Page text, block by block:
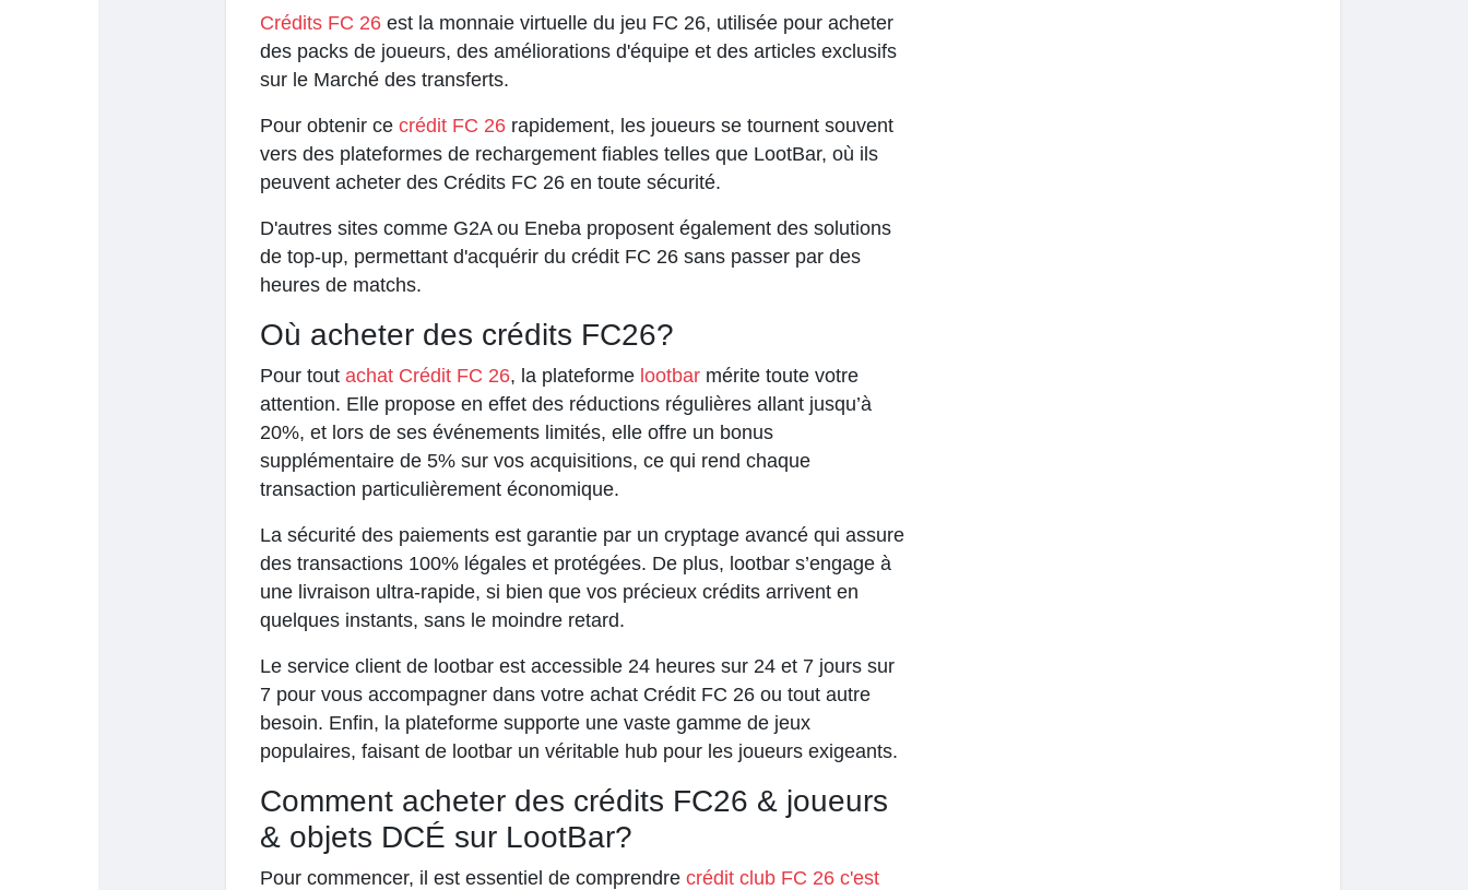
Crédits FC 26 est la monnaie virtuelle du jeu FC 26, utilisée pour acheter
des packs de joueurs, des améliorations d'équipe et des articles exclusifs
sur le Marché des transferts.
Pour obtenir ce crédit FC 26 rapidement, les joueurs se tournent souvent
vers des plateformes de rechargement fiables telles que LootBar, où ils
peuvent acheter des Crédits FC 26 en toute sécurité.
D'autres sites comme G2A ou Eneba proposent également des solutions
de top-up, permettant d'acquérir du crédit FC 26 sans passer par des
heures de matchs.
Où acheter des crédits FC26?
Pour tout achat Crédit FC 26, la plateforme lootbar mérite toute votre
attention. Elle propose en effet des réductions régulières allant jusqu’à
20%, et lors de ses événements limités, elle offre un bonus
supplémentaire de 5% sur vos acquisitions, ce qui rend chaque
transaction particulièrement économique.
La sécurité des paiements est garantie par un cryptage avancé qui assure
des transactions 100% légales et protégées. De plus, lootbar s’engage à
une livraison ultra-rapide, si bien que vos précieux crédits arrivent en
quelques instants, sans le moindre retard.
Le service client de lootbar est accessible 24 heures sur 24 et 7 jours sur
7 pour vous accompagner dans votre achat Crédit FC 26 ou tout autre
besoin. Enfin, la plateforme supporte une vaste gamme de jeux
populaires, faisant de lootbar un véritable hub pour les joueurs exigeants.
Comment acheter des crédits FC26 & joueurs
& objets DCÉ sur LootBar?
Pour commencer, il est essentiel de comprendre crédit club FC 26 c'est